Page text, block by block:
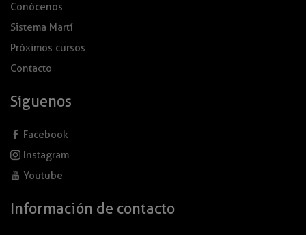
Conócenos
Sistema Martí
Próximos cursos
Contacto
Síguenos
Facebook
Instagram
Youtube
Información de contacto